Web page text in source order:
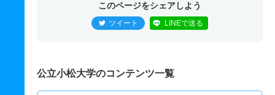
このページをシェアしよう
ツイート LINEで送る
公立小松大学のコンテンツ一覧